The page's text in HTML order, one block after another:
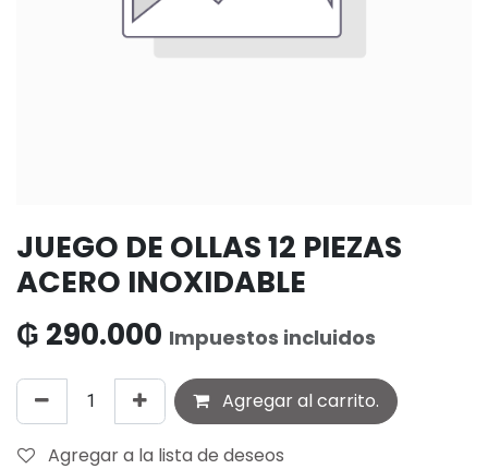
JUEGO DE OLLAS 12 PIEZAS
ACERO INOXIDABLE
₲ 290.000 Impuestos incluidos
Agregar al carrito.
Agregar a la lista de deseos